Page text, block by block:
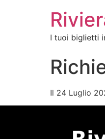
I tuoi biglietti
Il 24 Luglio